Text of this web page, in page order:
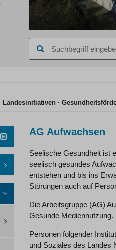
eingeben
Landesinitiativen
AG Aufwachsen
Seelische Gesundheit ist
seelisch gesundes
entstehen und bis ins
Störungen auch auf
Die Arbeitsgruppe (AG)
Gesunde Mediennutzung.
Personen folgender
und Soziales des Landes